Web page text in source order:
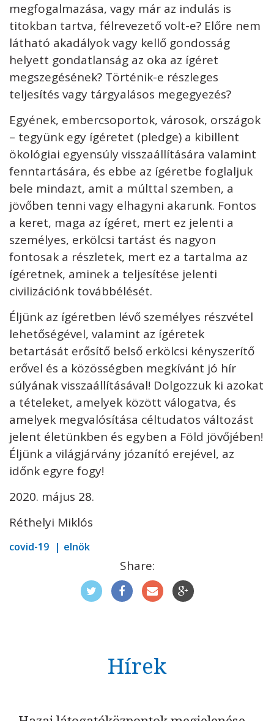
megfogalmazása, vagy már az indulás is
titokban tartva, félrevezető volt-e? Előre nem
látható akadályok vagy kellő gondosság
helyett gondatlanság az oka az ígéret
megszegésének? Történik-e részleges
teljesítés vagy tárgyalásos megegyezés?
Egyének, embercsoportok, városok, országok
– tegyünk egy ígéretet (pledge) a kibillent
ökológiai egyensúly visszaállítására valamint
fenntartására, és ebbe az ígéretbe foglaljuk
bele mindazt, amit a múlttal szemben, a
jövőben tenni vagy elhagyni akarunk. Fontos
a keret, maga az ígéret, mert ez jelenti a
személyes, erkölcsi tartást és nagyon
fontosak a részletek, mert ez a tartalma az
ígéretnek, aminek a teljesítése jelenti
civilizációnk továbbélését.
Éljünk az ígéretben lévő személyes részvétel
lehetőségével, valamint az ígéretek
betartását erősítő belső erkölcsi kényszerítő
erővel és a közösségben megkívánt jó hír
súlyának visszaállításával! Dolgozzuk ki azokat
a tételeket, amelyek között válogatva, és
amelyek megvalósítása céltudatos változást
jelent életünkben és egyben a Föld jövőjében!
Éljünk a világjárvány józanító erejével, az
időnk egyre fogy!
2020. május 28.
Réthelyi Miklós
covid-19 elnök
Share:
Hírek